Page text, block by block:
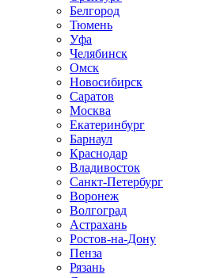
Белгород
Тюмень
Уфа
Челябинск
Омск
Новосибирск
Саратов
Москва
Екатеринбург
Барнаул
Краснодар
Владивосток
Санкт-Петербург
Воронеж
Волгоград
Астрахань
Ростов-на-Дону
Пенза
Рязань